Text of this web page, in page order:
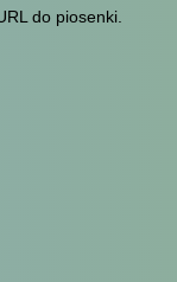
do piosenki.